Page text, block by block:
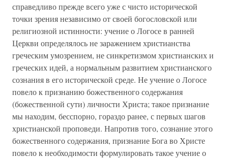
справедливо прежде всего уже с чисто исторической
точки зрения независимо от своей богословской или
религиозной истинности: учение о Логосе в ранней
Церкви определялось не заражением христианства
греческим умозрением, не синкретизмом христианских и
греческих идей, а нормальным развитием христианского
сознания в его исторической среде. Не учение о Логосе
повело к признанию божественного содержания
(божественной сути) личности Христа; такое признание
мы находим, бесспорно, гораздо ранее, с первых шагов
христианской проповеди. Напротив того, сознание этого
божественного содержания, признание Бога во Христе
повело к необходимости формулировать такое учение о